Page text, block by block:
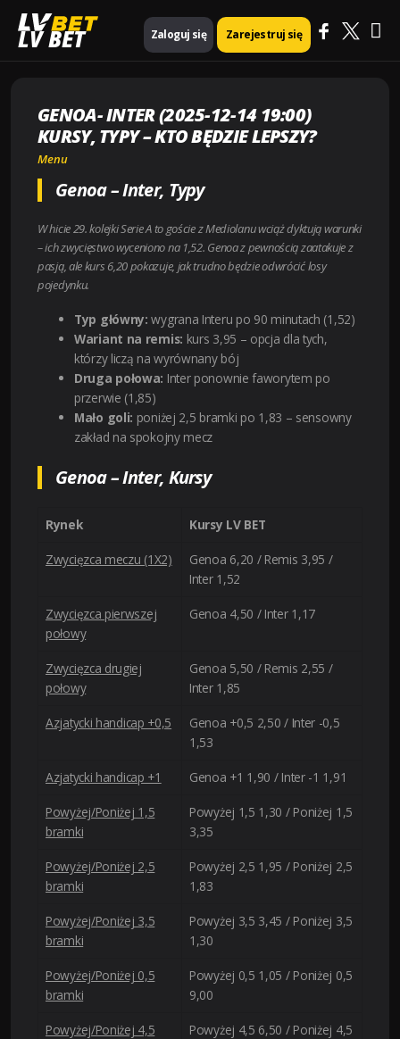
LV BET Zaloguj się Zarejestruj się
Strona główna
Genoa- Inter (2025-12-14 19:00) Kursy, Typy – Kto będzie lepszy?
GENOA- INTER (2025-12-14 19:00)
KURSY, TYPY – KTO BĘDZIE LEPSZY?
Menu
Genoa – Inter, Typy
W hicie 29. kolejki Serie A to goście z Mediolanu wciąż dyktują warunki
– ich zwycięstwo wyceniono na 1,52. Genoa z pewnością zaatakuje z
pasją, ale kurs 6,20 pokazuje, jak trudno będzie odwrócić losy
pojedynku.
Typ główny: wygrana Interu po 90 minutach (1,52)
Wariant na remis: kurs 3,95 – opcja dla tych,
którzy liczą na wyrównany bój
Druga połowa: Inter ponownie faworytem po
przerwie (1,85)
Mało goli: poniżej 2,5 bramki po 1,83 – sensowny
zakład na spokojny mecz
Genoa – Inter, Kursy
Rynek Kursy LV BET
Zwycięzca meczu (1X2)
Genoa 6,20 / Remis 3,95 /
Inter 1,52
Zwycięzca pierwszej
połowy
Genoa 4,50 / Inter 1,17
Zwycięzca drugiej
połowy
Genoa 5,50 / Remis 2,55 /
Inter 1,85
Azjatycki handicap +0,5
Genoa +0,5 2,50 / Inter -0,5
1,53
Azjatycki handicap +1 Genoa +1 1,90 / Inter -1 1,91
Powyżej/Poniżej 1,5
bramki
Powyżej 1,5 1,30 / Poniżej 1,5
3,35
Powyżej/Poniżej 2,5
bramki
Powyżej 2,5 1,95 / Poniżej 2,5
1,83
Powyżej/Poniżej 3,5
bramki
Powyżej 3,5 3,45 / Poniżej 3,5
1,30
Powyżej/Poniżej 0,5
bramki
Powyżej 0,5 1,05 / Poniżej 0,5
9,00
Powyżej/Poniżej 4,5
Powyżej 4,5 6,50 / Poniżej 4,5